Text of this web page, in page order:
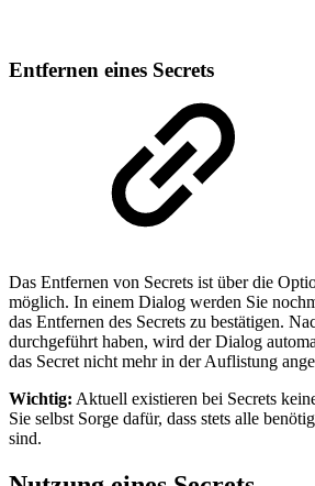
Entfernen eines Secrets
Das Entfernen von Secrets ist über die
möglich. In einem Dialog werden Sie
das Entfernen des Secrets zu bestätigen.
durchgeführt haben, wird der Dialog
das Secret nicht mehr in der Auflistung
Wichtig: Aktuell existieren bei Secrets
Sie selbst Sorge dafür, dass stets alle
sind.